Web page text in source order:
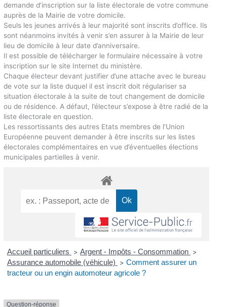
demande d’inscription sur la liste électorale de votre commune
auprès de la Mairie de votre domicile.
Seuls les jeunes arrivés à leur majorité sont inscrits d’office. Ils
sont néanmoins invités à venir s’en assurer à la Mairie de leur
lieu de domicile à leur date d’anniversaire.
Il est possible de télécharger le formulaire nécessaire à votre
inscription sur le site Internet du ministère.
Chaque électeur devant justifier d’une attache avec le bureau
de vote sur la liste duquel il est inscrit doit régulariser sa
situation électorale à la suite de tout changement de domicile
ou de résidence. A défaut, l’électeur s’expose à être radié de la
liste électorale en question.
Les ressortissants des autres Etats membres de l’Union
Européenne peuvent demander à être inscrits sur les listes
électorales complémentaires en vue d’éventuelles élections
municipales partielles à venir.
Accueil particuliers > Argent - Impôts - Consommation >
Assurance automobile (véhicule) > Comment assurer un
tracteur ou un engin automoteur agricole ?
Question-réponse